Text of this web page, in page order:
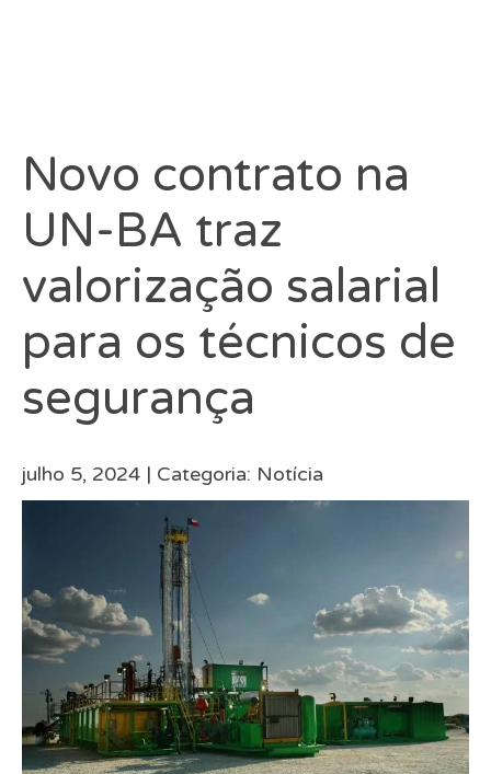
Novo contrato na
UN-BA traz
valorização salarial
para os técnicos de
segurança
julho 5, 2024 | Categoria: Notícia